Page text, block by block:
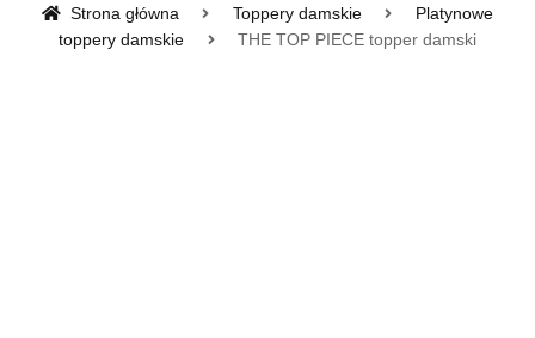
Strona główna Toppery damskie
Platynowe
toppery damskie
THE TOP PIECE topper damski